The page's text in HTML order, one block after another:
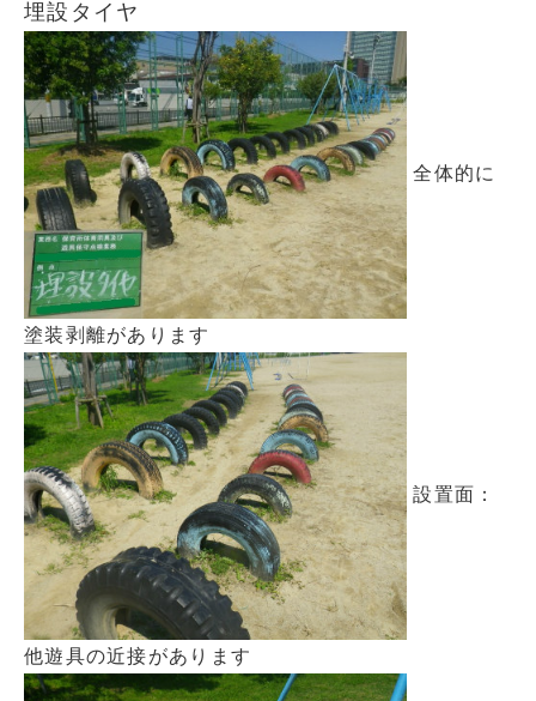
埋設タイヤ
全体的に
塗装剥離があります
設置面：
他遊具の近接があります